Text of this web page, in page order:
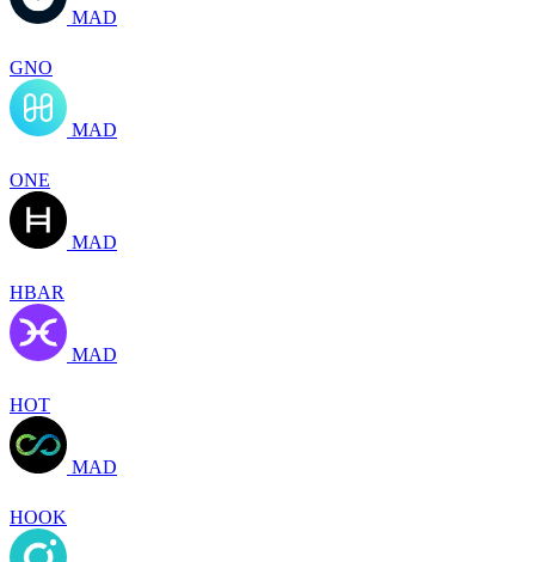
MAD
GNO
MAD
ONE
MAD
HBAR
MAD
HOT
MAD
HOOK